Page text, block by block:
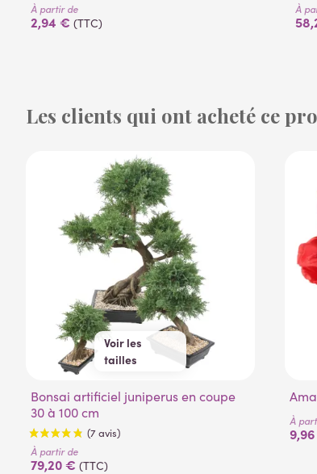
À partir de
2,94 € (TTC)
À
Les clients qui ont acheté ce
Voir les
tailles
100 cm
Bonsai artificiel juniperus en coupe
30 à 100 cm
À partir de
79,20 € (TTC)
À